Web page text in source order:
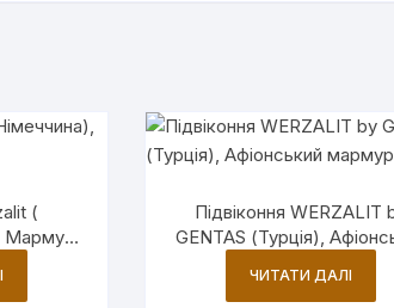
(
Мармур
Підвіконня WERZALIT
GENTAS (Турція),
ЧИТАТИ ДАЛІ